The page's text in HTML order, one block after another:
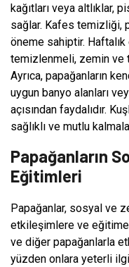
kağıtları veya altlıklar,
sağlar. Kafes temizliği,
öneme sahiptir.
temizlenmeli, zemin ve
Ayrıca, papağanların
uygun banyo alanları
açısından faydalıdır.
sağlıklı ve mutlu
Papağanların
Eğitimleri
Papağanlar, sosyal ve
etkileşimlere ve eğitime
ve diğer papağanlarla
yüzden onlara yeterli